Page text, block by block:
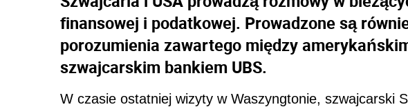
finansowej i podatkowej. Prowadzone są
porozumienia zawartego między
szwajcarskim bankiem UBS.
W czasie ostatniej wizyty w Waszyngtonie, szwajcarski